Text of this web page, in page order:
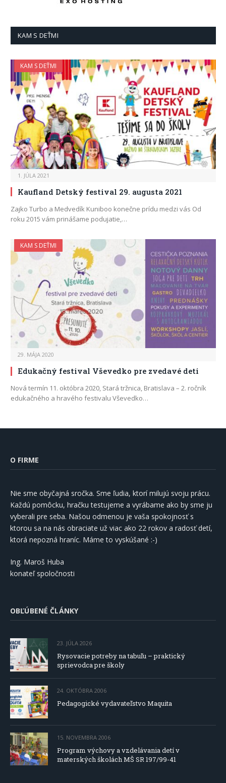
KAM S DEŤMI
KAM S DEŤMI
1. JÚLA 2021
Kaufland Detský festival 29. augusta 2021
Zajko Turbo a Medvedík Kuniboo konečne prídu medzi vás Od
roku 2015 vám prinášame podujatie,…
KAM S DEŤMI
29. MÁJA 2020
Edukačný festival Vševedko pre zvedavé deti
Nová termín 11. októbra 2020, Stará tržnica, Bratislava – 2. ročník
edukačného a hravého festivalu Vševedko…
O FIRME
Nie sme obyčajná sročka. Sme ľudia, ktorí milujú svoju prácu.
Každú pomôcku, hračku testujeme a vyrábame ako by sme ju
vyberali pre seba. Našou odmenou je vaša spokojnosť s
ktorou sa na nás obraciate už viac ako 22 rokov a radosť detí,
ktorá nepozná hraníc. Máme to vyskúšané :-)
Ing. Maroš Huba
konateľ spoločnosti
OBĽÚBENÉ ČLÁNKY
23. JÚLA 2026
Rysovacie potreby na tabuľu – praktický
sprievodca pre školy
24. OKTÓBRA 2006
Pedagogické vydavateľstvo Maquita
15. NOVEMBRA 2006
Program výchovy a vzdelávania detí v
materských školách MŠ SR 197/99-41